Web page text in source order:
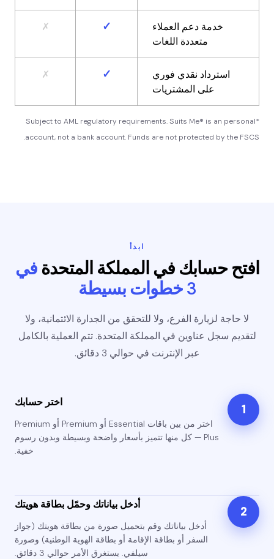
خدمة دعم العملاء
متعددة اللغات
✓
✗
استرداد نقدي فوري
على المشتريات
✓
✗
*Subject to AML regulatory requirements. Suits Me® is an personal
account, not a bank account. Funds are not protected by the FSCS.
ابدأ
افتح حسابك في المملكة المتحدةفي
3 خطوات بسيطة
لا حاجة لزيارة الفرع، ولا للتحقق من الجدارة الائتمانية، ولا
لتقديم سجل عناوين في المملكة المتحدة. تتم العملية بالكامل
عبر الإنترنت في حوالي 3 دقائق.
1 اختر حسابك
اختر من بين باقات Essential أو Premium أو Premium
Plus — كل منها تتميز بأسعار واضحة وبسيطة وبدون رسوم
خفية.
2 أدخل بياناتك وحمّل بطاقة هويتك
أدخل بياناتك وقم بتحميل صورة من بطاقة هويتك (جواز
السفر أو بطاقة الإقامة أو بطاقة الهوية الوطنية) وصورة
سيلفي. يستغرق الأمر حوالي 3 دقائق.